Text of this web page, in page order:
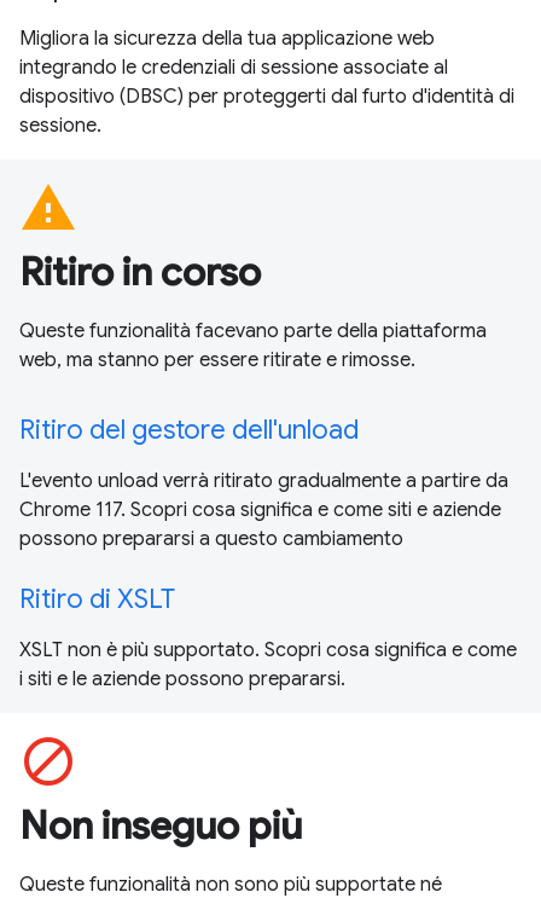
Migliora la sicurezza della tua applicazione web
integrando le credenziali di sessione associate al
dispositivo (DBSC) per proteggerti dal furto d'identità di
sessione.
warning
Ritiro in corso
Queste funzionalità facevano parte della piattaforma
web, ma stanno per essere ritirate e rimosse.
Ritiro del gestore dell'unload
L'evento unload verrà ritirato gradualmente a partire da
Chrome 117. Scopri cosa significa e come siti e aziende
possono prepararsi a questo cambiamento
Ritiro di XSLT
XSLT non è più supportato. Scopri cosa significa e come
i siti e le aziende possono prepararsi.
block
Non inseguo più
Queste funzionalità non sono più supportate né